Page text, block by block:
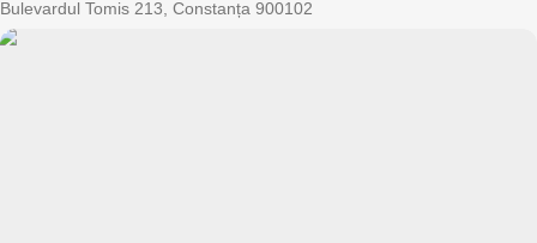
Bulevardul Tomis 213, Constanța 900102